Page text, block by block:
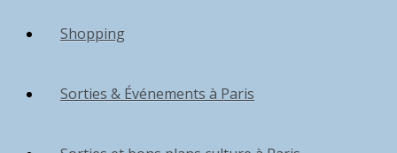
Shopping
Sorties & Événements à Paris